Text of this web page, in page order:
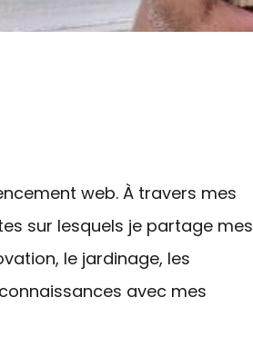
web. À travers mes
sur lesquels je partage mes
le jardinage, les
avec mes